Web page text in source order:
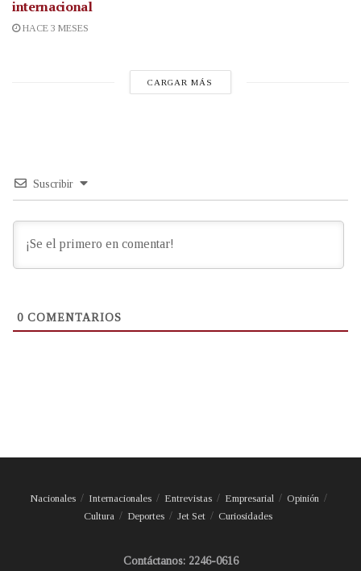
internacional
HACE 3 MESES
CARGAR MÁS
Suscribir
0 COMENTARIOS
Nacionales Internacionales Entrevistas Empresarial
Opinión
Cultura
Deportes Jet Set Curiosidades
Contáctanos: 2246-0616